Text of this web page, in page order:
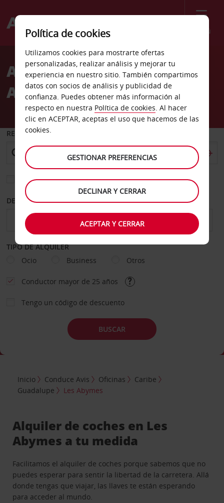
Menú
Welcome
AvisAlquiler de coches Les
Abymes
RECOGER EN
Elegir otra oficina de devolución
DESDE HASTA
TIPO DE ALQUILER
Ocio
Business Otros
Conductor mayor de 25 años
Tengo un código de descuento
BUSCAR
Inicio Conduce Avis Oficinas
Caribe
Guadalupe
Les Abymes
Alquiler de coches en Les
Abymes a tu medida
Facilitamos el alquiler de coches porque sabemos que no
puedes esperar para sentir la libertad de la carretera. Allá
donde tengas que viajar, las llaves te están esperando
para acceder al mundo.
Política de cookies
Utilizamos cookies para mostrarte ofertas
personalizadas, realizar análisis y mejorar tu
experiencia en nuestro sitio. También compartimos
datos con socios de análisis y publicidad de
confianza. Puedes obtener más información al
respecto en nuestra Política de cookies. Al hacer
clic en ACEPTAR, aceptas el uso que hacemos de las
cookies.
GESTIONAR PREFERENCIAS
DECLINAR Y CERRAR
ACEPTAR Y CERRAR